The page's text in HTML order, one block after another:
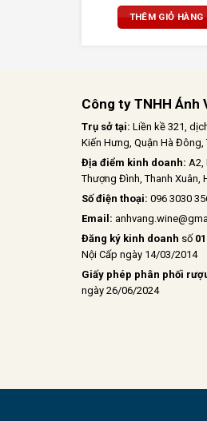
THÊM GIỎ HÀNG
Công ty TNHH Ánh
Trụ sở tại: Liền kề 321,
Kiến Hưng, Quận Hà Đông,
Địa điểm kinh doanh: A2,
Thượng Đình, Thanh Xuân,
Số điện thoại: 096 3030
Email:
Đăng ký kinh doanh số
Nội Cấp ngày 14/03/2014
Giấy phép phân phối
ngày 26/06/2024